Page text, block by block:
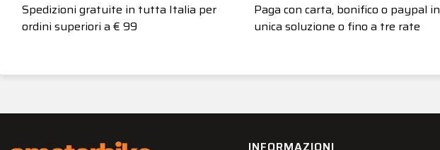
Spedizioni gratuite in tutta Italia per
ordini superiori a € 99
Paga con carta, bonifico o paypal in
unica soluzione o fino a tre rate